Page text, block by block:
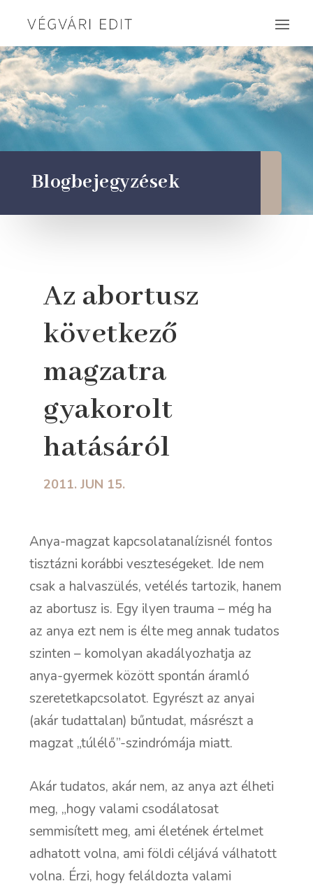
Blogbejegyzések
Az abortusz
következő
magzatra
gyakorolt
hatásáról
2011. JUN 15.
Anya-magzat kapcsolatanalízisnél fontos
tisztázni korábbi veszteségeket. Ide nem
csak a halvaszülés, vetélés tartozik, hanem
az abortusz is. Egy ilyen trauma – még ha
az anya ezt nem is élte meg annak tudatos
szinten – komolyan akadályozhatja az
anya-gyermek között spontán áramló
szeretetkapcsolatot. Egyrészt az anyai
(akár tudattalan) bűntudat, másrészt a
magzat „túlélő”-szindrómája miatt.
Akár tudatos, akár nem, az anya azt élheti
meg, „hogy valami csodálatosat
semmisített meg, ami életének értelmet
adhatott volna, ami földi céljává válhatott
volna. Érzi, hogy feláldozta valami